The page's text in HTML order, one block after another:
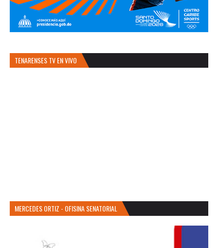
TENARENSES TV EN VIVO
MERCEDES ORTIZ - OFISINA SENATORIAL